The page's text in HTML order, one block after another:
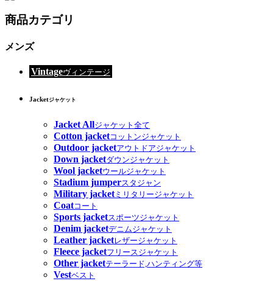
商品カテゴリ
メンズ
Vintageヴィンテージ
Jacketジャケット
Jacket Allジャケット全て
Cotton jacketコットンジャケット
Outdoor jacketアウトドアジャケット
Down jacketダウンジャケット
Wool jacketウールジャケット
Stadium jumperスタジャン
Military jacketミリタリージャケット
Coatコート
Sports jacketスポーツジャケット
Denim jacketデニムジャケット
Leather jacketレザージャケット
Fleece jacketフリースジャケット
Other jacketテーラード,ハンティング等
Vestベスト